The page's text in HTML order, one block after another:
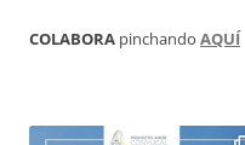
COLABORA pinchando AQUÍ